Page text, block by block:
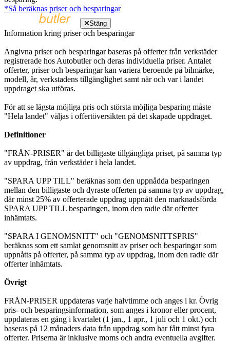
*Så beräknas priser och besparingar
Stäng
Information kring priser och besparingar
Angivna priser och besparingar baseras på offerter från verkstäder
registrerade hos Autobutler och deras individuella priser. Antalet
offerter, priser och besparingar kan variera beroende på bilmärke,
modell, år, verkstadens tillgänglighet samt när och var i landet
uppdraget ska utföras.
För att se lägsta möjliga pris och största möjliga besparing måste
"Hela landet" väljas i offertöversikten på det skapade uppdraget.
Definitioner
"FRÅN-PRISER" är det billigaste tillgängliga priset, på samma typ
av uppdrag, från verkstäder i hela landet.
"SPARA UPP TILL" beräknas som den uppnådda besparingen
mellan den billigaste och dyraste offerten på samma typ av uppdrag,
där minst 25% av offerterade uppdrag uppnått den marknadsförda
SPARA UPP TILL besparingen, inom den radie där offerter
inhämtats.
"SPARA I GENOMSNITT" och "GENOMSNITTSPRIS"
beräknas som ett samlat genomsnitt av priser och besparingar som
uppnåtts på offerter, på samma typ av uppdrag, inom den radie där
offerter inhämtats.
Övrigt
FRÅN-PRISER uppdateras varje halvtimme och anges i kr. Övrig
pris- och besparingsinformation, som anges i kronor eller procent,
uppdateras en gång i kvartalet (1 jan., 1 apr., 1 juli och 1 okt.) och
baseras på 12 månaders data från uppdrag som har fått minst fyra
offerter. Priserna är inklusive moms och andra eventuella avgifter.